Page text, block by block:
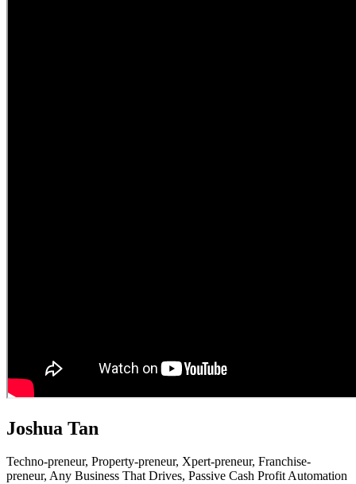
Joshua Tan
Techno-preneur, Property-preneur, Xpert-preneur, Franchise-
preneur, Any Business That Drives, Passive Cash Profit Automation